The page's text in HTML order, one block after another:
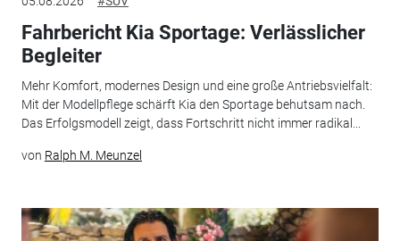
Fahrbericht Kia Sportage: Verlässlicher
Begleiter
Mehr Komfort, modernes Design und eine große Antriebsvielfalt:
Mit der Modellpflege schärft Kia den Sportage behutsam nach.
Das Erfolgsmodell zeigt, dass Fortschritt nicht immer radikal...
von Ralph M. Meunzel